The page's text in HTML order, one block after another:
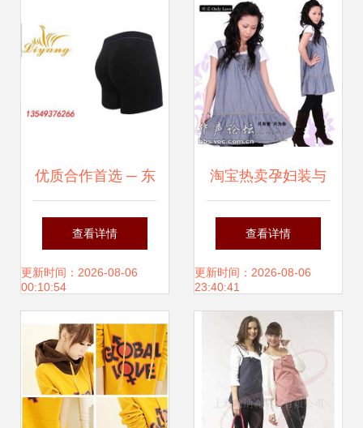
优质合作首选 ─ 东
莞市茶山立扬服饰
厂 | 精选服饰服装
代理推荐
查看详情
更新时间：2026-08-06
00:10:54
淘宝热卖孕妇装与
防辐射服 厂家直营
批发零售，创业新
商机
查看详情
更新时间：2026-08-06
23:40:41